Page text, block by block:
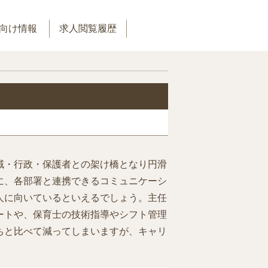
け情報 求人閲覧履歴
行政・保護者との架け橋となり円滑
各部署と連携できるコミュニケーシ
向いているといえるでしょう。主任
や、保育士の技術指導やシフト管理
比べて減ってしまいますが、キャリ